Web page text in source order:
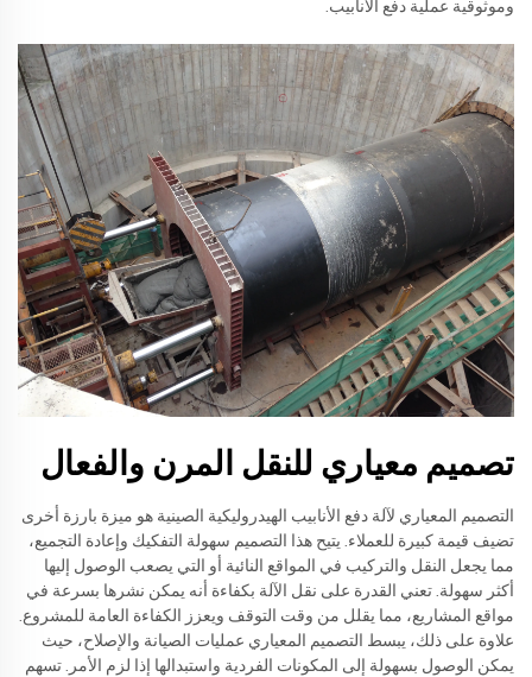
وموثوقية عملية دفع الأنابيب.
تصميم معياري للنقل المرن والفعال
التصميم المعياري لآلة دفع الأنابيب الهيدروليكية الصينية هو ميزة بارزة أخرى
تضيف قيمة كبيرة للعملاء. يتيح هذا التصميم سهولة التفكيك وإعادة التجميع،
مما يجعل النقل والتركيب في المواقع النائية أو التي يصعب الوصول إليها
أكثر سهولة. تعني القدرة على نقل الآلة بكفاءة أنه يمكن نشرها بسرعة في
مواقع المشاريع، مما يقلل من وقت التوقف ويعزز الكفاءة العامة للمشروع.
علاوة على ذلك، يبسط التصميم المعياري عمليات الصيانة والإصلاح، حيث
يمكن الوصول بسهولة إلى المكونات الفردية واستبدالها إذا لزم الأمر. تسهم